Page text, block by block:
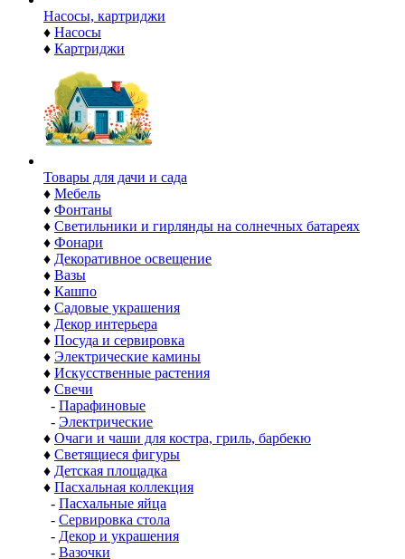
Насосы, картриджи
♦ Насосы
♦ Картриджи
Товары для дачи и сада
♦ Мебель
♦ Фонтаны
♦ Светильники и гирлянды на солнечных батареях
♦ Фонари
♦ Декоративное освещение
♦ Вазы
♦ Кашпо
♦ Садовые украшения
♦ Декор интерьера
♦ Посуда и сервировка
♦ Электрические камины
♦ Искусственные растения
♦ Свечи
- Парафиновые
- Электрические
♦ Очаги и чаши для костра, гриль, барбекю
♦ Светящиеся фигуры
♦ Детская площадка
♦ Пасхальная коллекция
- Пасхальные яйца
- Сервировка стола
- Декор и украшения
- Вазочки